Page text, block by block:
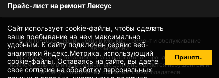
Сайт использует cookie-файлы, чтобы сделать
ваше пребывание на нем максимально
удобным. К cайту подключен сервис веб-
аналитики Яндекс.Метрика, использующий
cookie-файлы. Оставаясь на сайте, вы даете
своесогласие на обработку персональных
Принять
Прайс-лист на ремонт Лексус
© 2010-2026Сервис Lexus в Москве – ремонт и обслуживание
автомобилей
Использование товарного знака и логотипов бренда происходит
исключительно в информационных целях не является нарушением и
не требует получения согласия правообладателя.